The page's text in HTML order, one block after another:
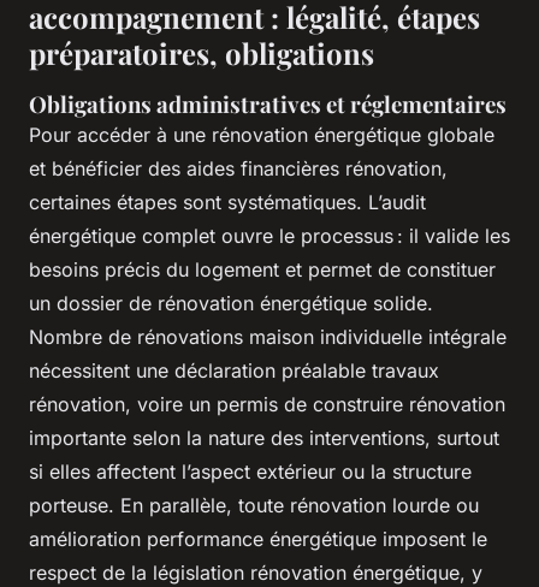
accompagnement : légalité, étapes
préparatoires, obligations
Obligations administratives et réglementaires
Pour accéder à une rénovation énergétique globale
et bénéficier des aides financières rénovation,
certaines étapes sont systématiques. L’audit
énergétique complet ouvre le processus : il valide les
besoins précis du logement et permet de constituer
un dossier de rénovation énergétique solide.
Nombre de rénovations maison individuelle intégrale
nécessitent une déclaration préalable travaux
rénovation, voire un permis de construire rénovation
importante selon la nature des interventions, surtout
si elles affectent l’aspect extérieur ou la structure
porteuse. En parallèle, toute rénovation lourde ou
amélioration performance énergétique imposent le
respect de la législation rénovation énergétique, y